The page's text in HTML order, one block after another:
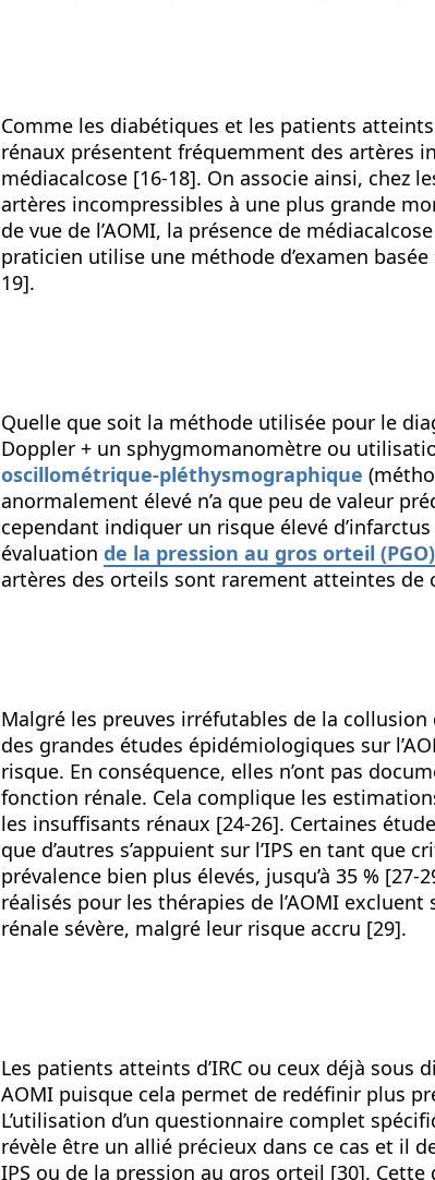
Comme les diabétiques et les patients
rénaux présentent fréquemment des artères
médiacalcose [16-18]. On associe ainsi, chez
artères incompressibles à une plus grande
de vue de l’AOMI, la présence de
praticien utilise une méthode d’examen
19].
Quelle que soit la méthode utilisée pour le
Doppler + un sphygmomanomètre ou
oscillométrique-pléthysmographique
anormalement élevé n’a que peu de valeur
cependant indiquer un risque élevé
évaluationde la pression au gros orteil (PGO)
artères des orteils sont rarement atteintes de
Malgré les preuves irréfutables de la collusion
des grandes études épidémiologiques sur
risque. En conséquence, elles n’ont pas
fonction rénale. Cela complique les
les insuffisants rénaux [24-26]. Certaines
que d’autres s’appuient sur l’IPS en tant
prévalence bien plus élevés, jusqu’à 35 %
réalisés pour les thérapies de l’AOMI
rénale sévère, malgré leur risque accru [29].
Les patients atteints d’IRC ou ceux déjà sous
AOMI puisque cela permet de redéfinir plus
L’utilisation d’un questionnaire complet
révèle être un allié précieux dans ce cas et il
IPS ou de la pression au gros orteil [30].